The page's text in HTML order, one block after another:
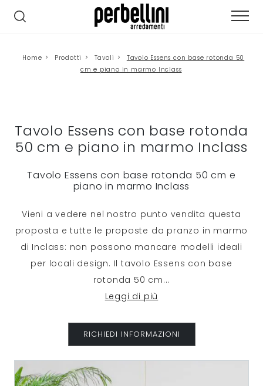
Home > Prodotti > Tavoli >
Tavolo Essens con base rotonda 50
cm e piano in marmo Inclass
Tavolo Essens con base rotonda
50 cm e piano in marmo Inclass
Tavolo Essens con base rotonda 50 cm e
piano in marmo Inclass
Vieni a vedere nel nostro punto vendita questa
proposta e tutte le proposte da pranzo in marmo
di Inclass: non possono mancare modelli ideali
per locali design. Il tavolo Essens con base
rotonda 50 cm...
Leggi di più
RICHIEDI INFORMAZIONI